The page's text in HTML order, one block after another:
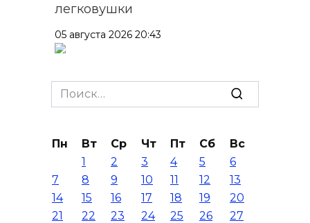
легковушки
05 августа 2026 20:43
Ростовской области перешли
в чаты в мессенджере MAX
В Ростовской области
пропала 17-летняя девушка
05 августа 2026 19:03
Search
for:
Пн Вт Ср Чт Пт Сб
Вс
1
2 3 4 5
6
7
8 9 10 11 12
13
14
15 16 17 18 19
20
21
22 23 24 25 26
27